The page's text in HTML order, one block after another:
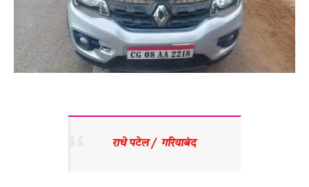
राधे पटेल /  गरियाबंद